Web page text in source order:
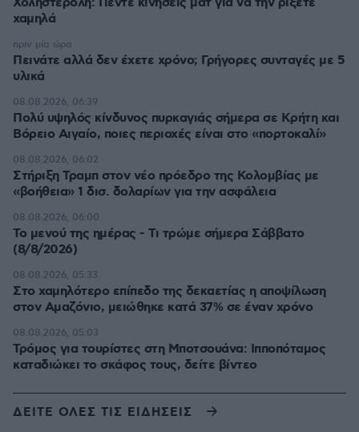
χαμηλά
Πεινάτε αλλά δεν έχετε χρόνο; Γρήγορες συνταγές με 5
υλικά
πριν μία ώρα
Πολύ υψηλός κίνδυνος πυρκαγιάς σήμερα σε Κρήτη και
Βόρειο Αιγαίο, ποιες περιοχές είναι στο «πορτοκαλί»
08.08.2026, 06:39
Στήριξη Τραμπ στον νέο πρόεδρο της Κολομβίας με
«βοήθεια» 1 δισ. δολαρίων για την ασφάλεια
08.08.2026, 06:02
Το μενού της ημέρας - Τι τρώμε σήμερα Σάββατο
(8/8/2026)
08.08.2026, 06:00
Στο χαμηλότερο επίπεδο της δεκαετίας η αποψίλωση
στον Αμαζόνιο, μειώθηκε κατά 37% σε έναν χρόνο
08.08.2026, 05:33
Τρόμος για τουρίστες στη Μποτσουάνα: Ιπποπόταμος
καταδιώκει το σκάφος τους, δείτε βίντεο
08.08.2026, 05:03
ΔΕΙΤΕ ΟΛΕΣ ΤΙΣ ΕΙΔΗΣΕΙΣ